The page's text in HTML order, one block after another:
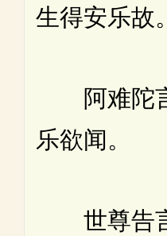
生得安乐故
阿难陀言
乐欲闻。
世尊告言